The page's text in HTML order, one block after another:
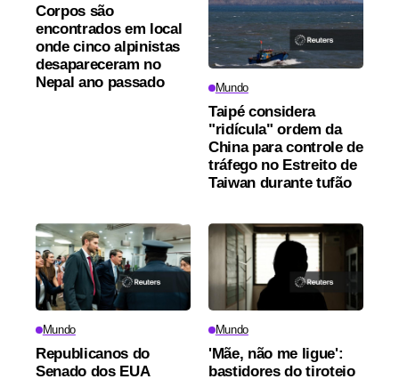
Corpos são
encontrados em local
onde cinco alpinistas
desapareceram no
Nepal ano passado
Mundo
Taipé considera
"ridícula" ordem da
China para controle de
tráfego no Estreito de
Taiwan durante tufão
Mundo
Republicanos do
Senado dos EUA
Mundo
'Mãe, não me ligue':
bastidores do tiroteio